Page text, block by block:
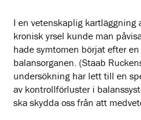
I en vetenskaplig kartläggning
kronisk yrsel kunde man
hade symtomen börjat efter
balansorganen. (Staab
undersökning har lett till en
av kontrollförluster i
ska skydda oss från att